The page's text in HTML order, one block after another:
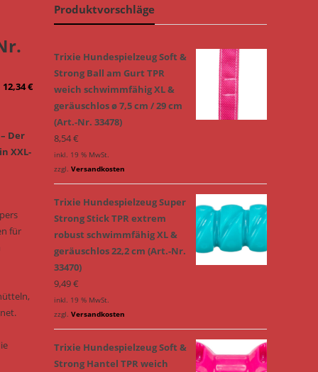
12,34€
Der
XXL-
für
Produktvorschläge
Trixie Hundespielzeug Soft &
Strong Ball am Gurt TPR
weich schwimmfähig XL &
geräuschlos ø 7,5 cm / 29 cm
(Art.-Nr. 33478)
8,54€
inkl. 19 % MwSt.
zzgl. Versandkosten
Trixie Hundespielzeug Super
Strong Stick TPR extrem
robust schwimmfähig XL &
geräuschlos 22,2 cm (Art.-Nr.
33470)
9,49€
inkl. 19 % MwSt.
zzgl. Versandkosten
Trixie Hundespielzeug Soft &
Strong Hantel TPR weich